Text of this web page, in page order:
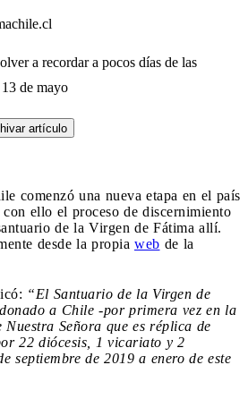
a recordar a pocos días de las
de mayo
artículo
comenzó una nueva etapa en el país
con ello el proceso de discernimiento
de la Virgen de Fátima allí.
desde la propia web de la
“El Santuario de la Virgen de
a Chile -por primera vez en la
Señora que es réplica de
22 diócesis, 1 vicariato y 2
septiembre de 2019 a enero de este